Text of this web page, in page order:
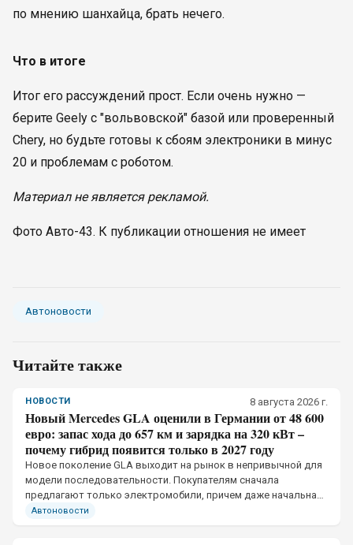
по мнению шанхайца, брать нечего.
Что в итоге
Итог его рассуждений прост. Если очень нужно —
берите Geely с "вольвовской" базой или проверенный
Chery, но будьте готовы к сбоям электроники в минус
20 и проблемам с роботом.
Материал не является рекламой.
Фото Авто-43. К публикации отношения не имеет
Автоновости
Читайте также
НОВОСТИ 8 августа 2026 г.
Новый Mercedes GLA оценили в Германии от 48 600
евро: запас хода до 657 км и зарядка на 320 кВт –
почему гибрид появится только в 2027 году
Новое поколение GLA выходит на рынок в непривычной для
модели последовательности. Покупателям сначала
предлагают только электромобили, причем даже начальная
версия получила отдельную тяговую батарею и собственное
Автоновости